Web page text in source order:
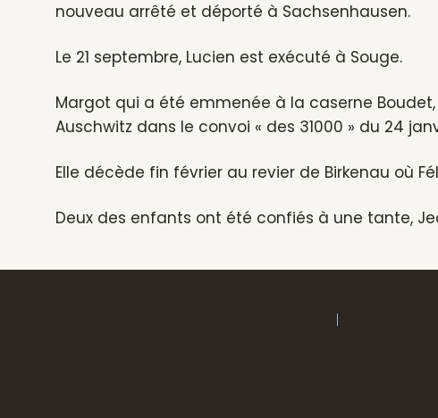
nouveau arrêté et déporté à Sachsenhausen.
Le 21 septembre, Lucien est exécuté à Souge.
Margot qui a été emmenée à la caserne
Auschwitz dans le convoi « des 31000 » du 24
Elle décède fin février au revier de Birkenau où
Deux des enfants ont été confiés à une tante,